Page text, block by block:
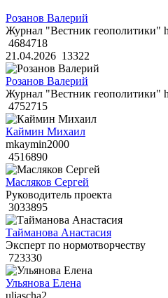
Розанов Валерий
Журнал "Вестник геополитики"
4684718
21.04.2026 13322
Розанов Валерий
Журнал "Вестник геополитики"
4752715
Каймин Михаил
mkaymin2000
4516890
Масляков Сергей
Руководитель проекта
3033895
Тайманова Анастасия
Эксперт по нормотворчеству
723330
Ульянова Елена